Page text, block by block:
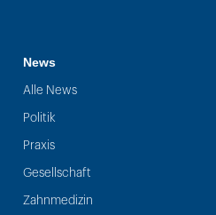
News
Alle News
Politik
Praxis
Gesellschaft
Zahnmedizin